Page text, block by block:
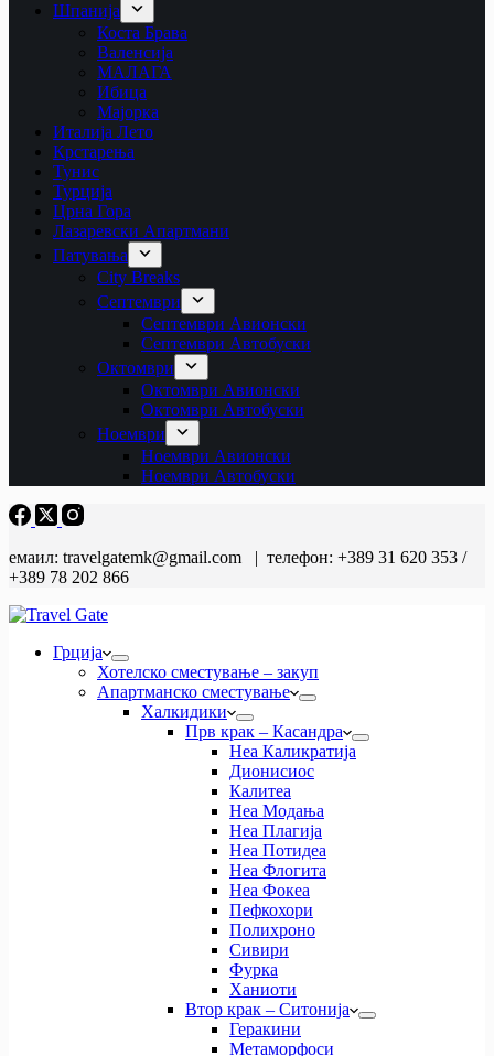
Шпанија
Коста Брава
Валенсија
МАЛАГА
Ибица
Мајорка
Италија Лето
Крстарења
Тунис
Турција
Црна Гора
Лазаревски Апартмани
Патувања
City Breaks
Септември
Септември Авионски
Септември Автобуски
Октомври
Октомври Авионски
Октомври Автобуски
Ноември
Ноември Авионски
Ноември Автобуски
емаил: travelgatemk@gmail.com | телефон: +389 31 620 353 /
+389 78 202 866
Грција
Хотелско сместување – закуп
Апартманско сместување
Халкидики
Прв крак – Касандра
Неа Каликратија
Дионисиос
Калитеа
Неа Модања
Неа Плагија
Неа Потидеа
Неа Флогита
Неа Фокеа
Пефкохори
Полихроно
Сивири
Фурка
Ханиоти
Втор крак – Ситонија
Геракини
Метаморфоси